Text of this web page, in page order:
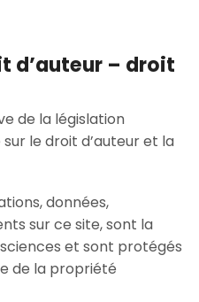
d’auteur – droit
de la législation
le droit d’auteur et la
données,
sur ce site, sont la
et sont protégés
de la propriété